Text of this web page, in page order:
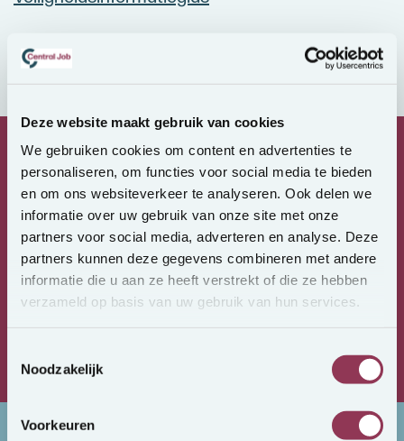
Deze website maakt gebruik van cookies
We gebruiken cookies om content en advertenties te
personaliseren, om functies voor social media te bieden
en om ons websiteverkeer te analyseren. Ook delen we
informatie over uw gebruik van onze site met onze
partners voor social media, adverteren en analyse. Deze
partners kunnen deze gegevens combineren met andere
informatie die u aan ze heeft verstrekt of die ze hebben
verzameld op basis van uw gebruik van hun services.
Noodzakelijk
Voorkeuren
CentralJob tijdlijst invulbaar
Groot regionaal
netwerk van relevante
mensen
Een zintuigvoor kwaliteit en talent
We kennen de markten de regelgeving
Altijd op zoek naar de perfecte match